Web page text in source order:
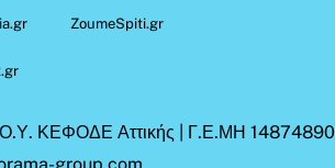
ZoumeSpiti.gr
ΚΕΦΟΔΕ Αττικής | Γ.Ε.ΜΗ